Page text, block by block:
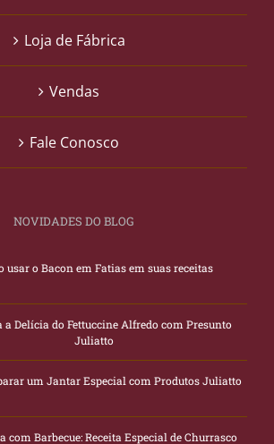
Loja de Fábrica
Vendas
Fale Conosco
NOVIDADES DO BLOG
usar o Bacon em Fatias em suas receitas
a Delícia do Fettuccine Alfredo com Presunto
Juliatto
um Jantar Especial com Produtos Juliatto
com Barbecue: Receita Especial de Churrasco